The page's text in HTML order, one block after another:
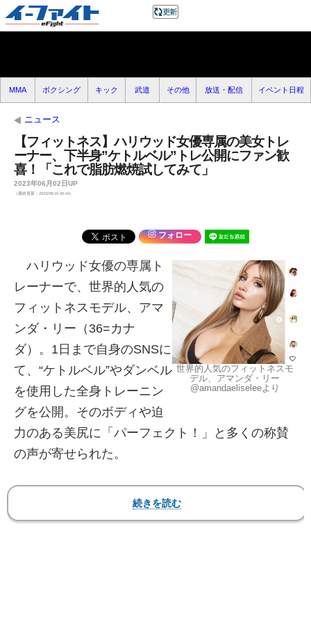
MMA ボクシング キック 武道 その他 放送・配信 イベント日程
ニュース
【フィットネス】ハリウッド女優専属の美女トレ
ーナー、下半身”ケトルベル”トレ公開にファン歓
喜！「これで脂肪燃焼試してみて」
2023年06月02日UP
（最終更新：2023/06/16 00:44）
フォロー
世界的人気のフィットネスモ
デル、アマンダ・リー
@amandaeliseleeより
ハリウッド女優の専属ト
レーナーで、世界的人気の
フィットネスモデル、アマ
ンダ・リー（36=カナ
ダ）。1日まで自身のSNSに
て、“ケトルベル”やダンベル
を使用した全身トレーニン
グを公開。そのボディや迫
力のある美尻に「パーフェクト！」と多くの称賛
の声が寄せられた。
【フォト＆動画】彼女の美尻＆ビキニ姿、“ケトル